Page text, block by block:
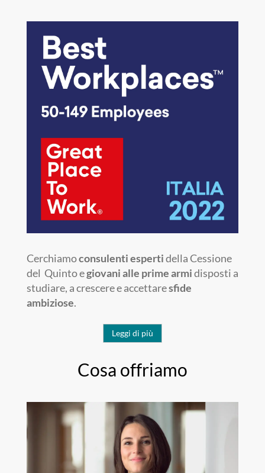
Cerchiamoconsulenti espertidella Cessione
del Quinto egiovani alle prime armidisposti a
studiare, a crescere e accettaresfide
ambiziose.
Leggi di più
Cosa offriamo